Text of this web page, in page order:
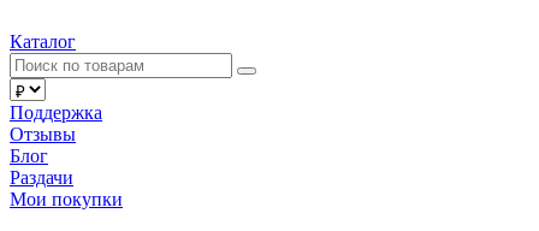
Каталог
Поддержка
Отзывы
Блог
Раздачи
Мои покупки